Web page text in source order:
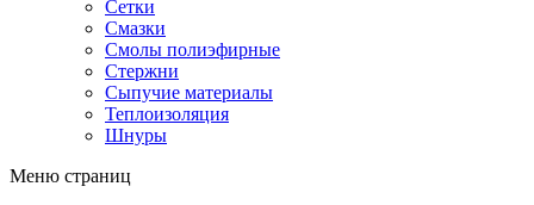
Сетки
Смазки
Смолы полиэфирные
Стержни
Сыпучие материалы
Теплоизоляция
Шнуры
Меню страниц